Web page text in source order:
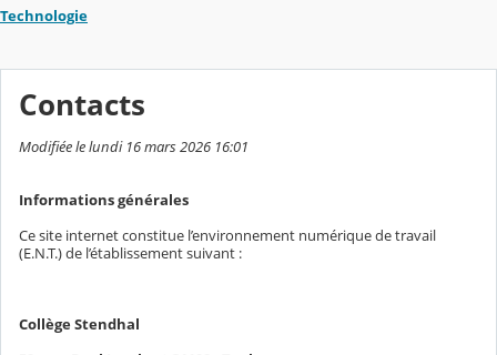
Technologie
Contacts
Modifiée le lundi 16 mars 2026 16:01
Informations générales
Ce site internet constitue l’environnement numérique de travail
(E.N.T.) de l’établissement suivant :
Collège Stendhal